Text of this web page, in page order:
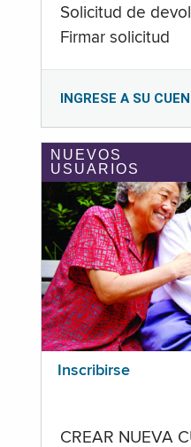
Solicitud de
Firmar solicitud
INGRESE A SU
NUEVOS
USUARIOS
Inscribirse
CREAR NUEVA